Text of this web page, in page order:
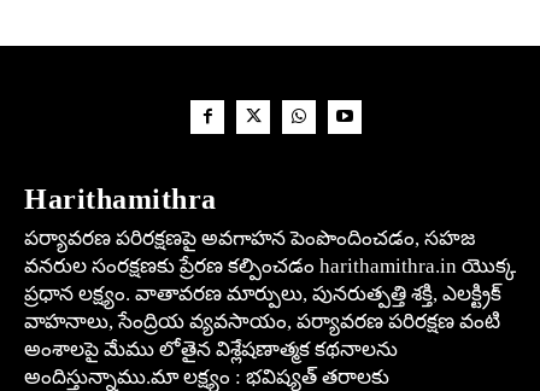
Harithamithra
పర్యావరణ పరిరక్షణపై అవగాహన పెంపొందించడం, సహజ
వనరుల సంరక్షణకు ప్రేరణ కల్పించడం harithamithra.in యొక్క
ప్రధాన లక్ష్యం. వాతావరణ మార్పులు, పునరుత్పత్తి శక్తి, ఎలక్ట్రిక్
వాహనాలు, సేంద్రియ వ్యవసాయం, పర్యావరణ పరిరక్షణ వంటి
అంశాలపై మేము లోతైన విశ్లేషణాత్మక కథనాలను
అందిస్తున్నాము.మా లక్ష్యం : భవిష్యత్ తరాలకు